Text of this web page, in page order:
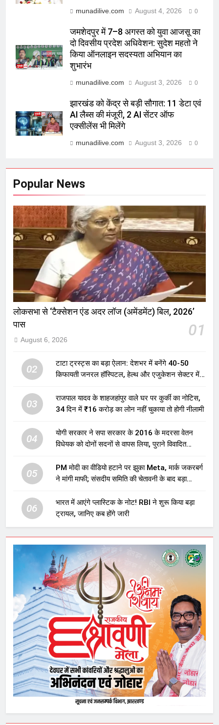
munadilive.com August 4, 2026 0
जमशेदपुर में 7–8 अगस्त को युवा आजसू का
दो दिवसीय प्रदेश अधिवेशन: सुदेश महतो ने
किया ऑनलाइन सदस्यता अभियान का
शुभारंभ
munadilive.com August 3, 2026 0
झारखंड को केंद्र से बड़ी सौगात: 11 डेटा एवं
AI लैब्स की मंजूरी, 2 AI सेंटर ऑफ
एक्सीलेंस भी मिलेंगे
munadilive.com August 3, 2026 0
Popular News
लोकसभा से ‘टैक्सेशन एंड अदर लॉज (अमेंडमेंट) बिल, 2026’
पास
01
August 6, 2026
02
टाटा ट्रस्ट्स का बड़ा ऐलान: देशभर में बनेंगे 40-50
किफायती जनरल हॉस्पिटल, हेल्थ और एजुकेशन सेक्टर में
03
राजपाल यादव के शाहजहांपुर वाले घर पर कुर्की का नोटिस,
34 दिन में ₹16 करोड़ का लोन नहीं चुकाया तो होगी नीलामी
04
योगी सरकार ने सपा सरकार के 2016 के मदरसा वेतन
विधेयक को दोनों सदनों से वापस लिया, पुराने विवादित
05
PM मोदी का वीडियो हटाने पर झुका Meta, मार्क जकरबर्ग
ने मांगी माफी; संसदीय समिति की चेतावनी के बाद बड़ा
06
भारत में आएंगे प्लास्टिक के नोट! RBI ने शुरू किया बड़ा
ट्रायल, जानिए कब होंगे जारी